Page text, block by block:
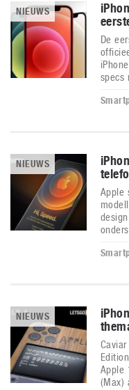
NIEUWS
De
specs
NIEUWS
Apple
NIEUWS
Apple
(Max)